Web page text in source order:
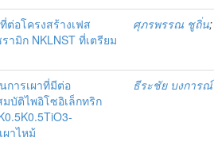
อโครงสร้างเฟส
มิก NKLNST ที่เตรียม
ศุภรพรรณ ชูถิ่น;
ารเผาที่มีต่อ
บัติไพอิโซอิเล็กทริก
ผาไหม้
ธีระชัย บงการณ์